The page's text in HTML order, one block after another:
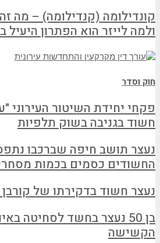
קונדילומה (קנדילומה) – מה
ולמה לייזר הוא הפתרון היעיל
חוק וסדר
פקחי יחידת השיטור העירוני
חשוד בגניבה בשוק תלפיות
נעצר תושב חיפה שברכבו
החשודים כסמים בכמות
נעצר חשוד בדקירתו של קורבן בן 48
בן 50 נעצר בחשד לסחיטה
הקשישה